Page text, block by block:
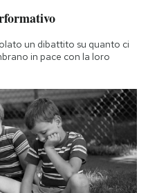
un dibattito su quanto ci
in pace con la loro